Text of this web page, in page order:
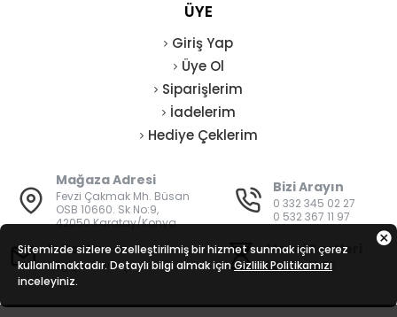
ÜYE
Giriş Yap
Üye Ol
Siparişlerim
İadelerim
Hediye Çeklerim
Mağaza Adresi
Fevzi Çakmak Mh. Büsan
OSB 10660. Sk No:9,
42050 Karatay/Konya
Bizi Arayın
0 332 345 02 27
0 532 367 11 97
E-Posta
bilgi@vatanisguvenligi.com
Mesai Saatleri
08:00 - 19:00
Sitemizde sizlere özelleştirilmiş bir hizmet sunmak için çerez
kullanılmaktadır. Detaylı bilgi almak için Gizlilik Politikamızı
inceleyiniz.